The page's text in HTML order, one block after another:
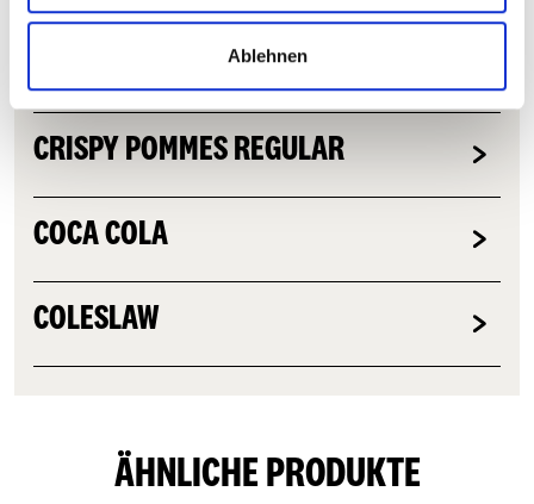
Ablehnen
CRISPY POMMES REGULAR
COCA COLA
COLESLAW
ÄHNLICHE PRODUKTE